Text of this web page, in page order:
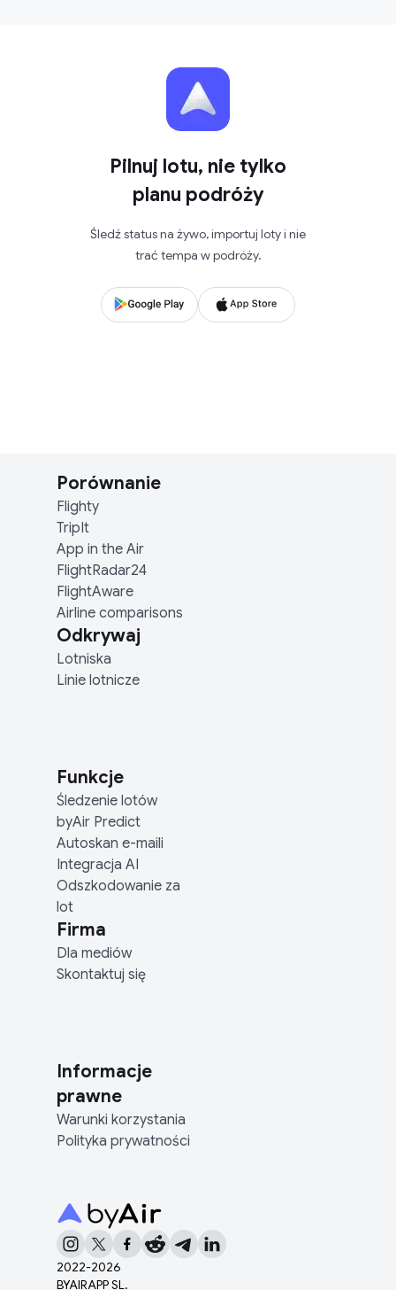
Pilnuj lotu, nie tylko
planu podróży
Śledź status na żywo, importuj loty i nie
trać tempa w podróży.
2022-2026
BYAIRAPP SL.
Porównanie
Flighty
TripIt
App in the Air
FlightRadar24
FlightAware
Airline comparisons
Odkrywaj
Lotniska
Linie lotnicze
Funkcje
Śledzenie lotów
byAir Predict
Autoskan e-maili
Integracja AI
Odszkodowanie za
lot
Firma
Dla mediów
Skontaktuj się
Informacje
prawne
Warunki korzystania
Polityka prywatności